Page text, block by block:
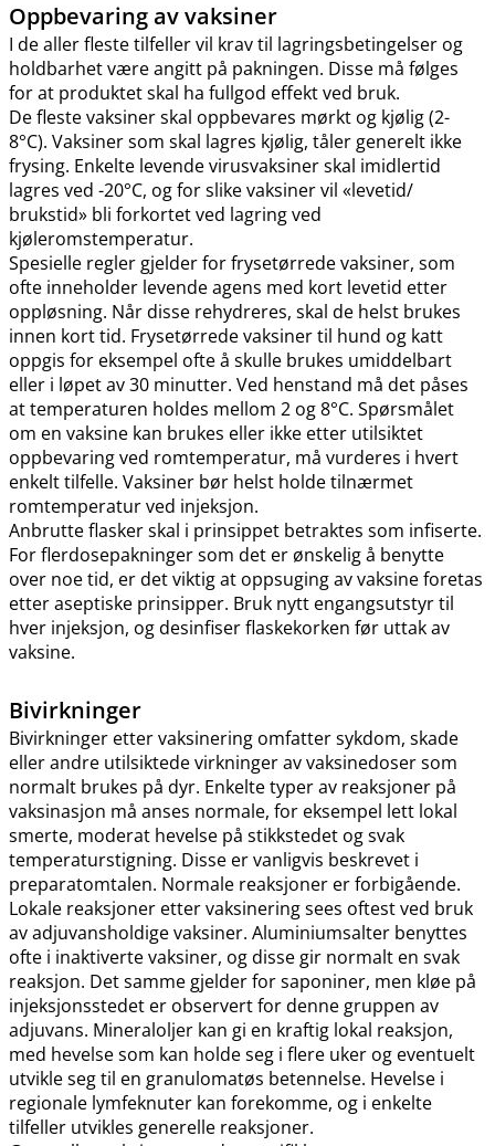
Oppbevaring av vaksiner
I de aller fleste tilfeller vil krav til lagringsbetingelser og
holdbarhet være angitt på pakningen. Disse må følges
for at produktet skal ha fullgod effekt ved bruk.
De fleste vaksiner skal oppbevares mørkt og kjølig (2-
8°C). Vaksiner som skal lagres kjølig, tåler generelt ikke
frysing. Enkelte levende virusvaksiner skal imidlertid
lagres ved -20°C, og for slike vaksiner vil «levetid​/​
brukstid» bli forkortet ved lagring ved
kjøleromstemperatur.
Spesielle regler gjelder for frysetørrede vaksiner, som
ofte inneholder levende agens med kort levetid etter
oppløsning. Når disse rehydreres, skal de helst brukes
innen kort tid. Frysetørrede vaksiner til hund og katt
oppgis for eksempel ofte å skulle brukes umiddelbart
eller i løpet av 30 minutter. Ved henstand må det påses
at temperaturen holdes mellom 2 og 8°C. Spørsmålet
om en vaksine kan brukes eller ikke etter utilsiktet
oppbevaring ved romtemperatur, må vurderes i hvert
enkelt tilfelle. Vaksiner bør helst holde tilnærmet
romtemperatur ved injeksjon.
Anbrutte flasker skal i prinsippet betraktes som infiserte.
For flerdosepakninger som det er ønskelig å benytte
over noe tid, er det viktig at oppsuging av vaksine foretas
etter aseptiske prinsipper. Bruk nytt engangsutstyr til
hver injeksjon, og desinfiser flaskekorken før uttak av
vaksine.
Bivirkninger
Bivirkninger etter vaksinering omfatter sykdom, skade
eller andre utilsiktede virkninger av vaksinedoser som
normalt brukes på dyr. Enkelte typer av reaksjoner på
vaksinasjon må anses normale, for eksempel lett lokal
smerte, moderat hevelse på stikkstedet og svak
temperaturstigning. Disse er vanligvis beskrevet i
preparatomtalen. Normale reaksjoner er forbigående.
Lokale reaksjoner etter vaksinering sees oftest ved bruk
av adjuvansholdige vaksiner. Aluminiumsalter benyttes
ofte i inaktiverte vaksiner, og disse gir normalt en svak
reaksjon. Det samme gjelder for saponiner, men kløe på
injeksjonsstedet er observert for denne gruppen av
adjuvans. Mineraloljer kan gi en kraftig lokal reaksjon,
med hevelse som kan holde seg i flere uker og eventuelt
utvikle seg til en granulomatøs betennelse. Hevelse i
regionale lymfeknuter kan forekomme, og i enkelte
tilfeller utvikles generelle reaksjoner.